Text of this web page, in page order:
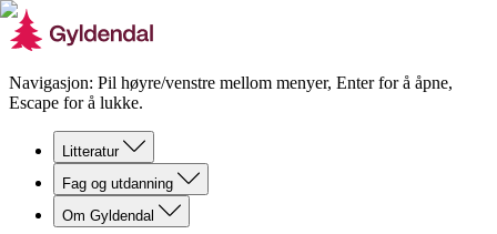
Navigasjon: Pil høyre/venstre mellom menyer, Enter for å åpne,
Escape for å lukke.
Litteratur
Fag og utdanning
Om Gyldendal